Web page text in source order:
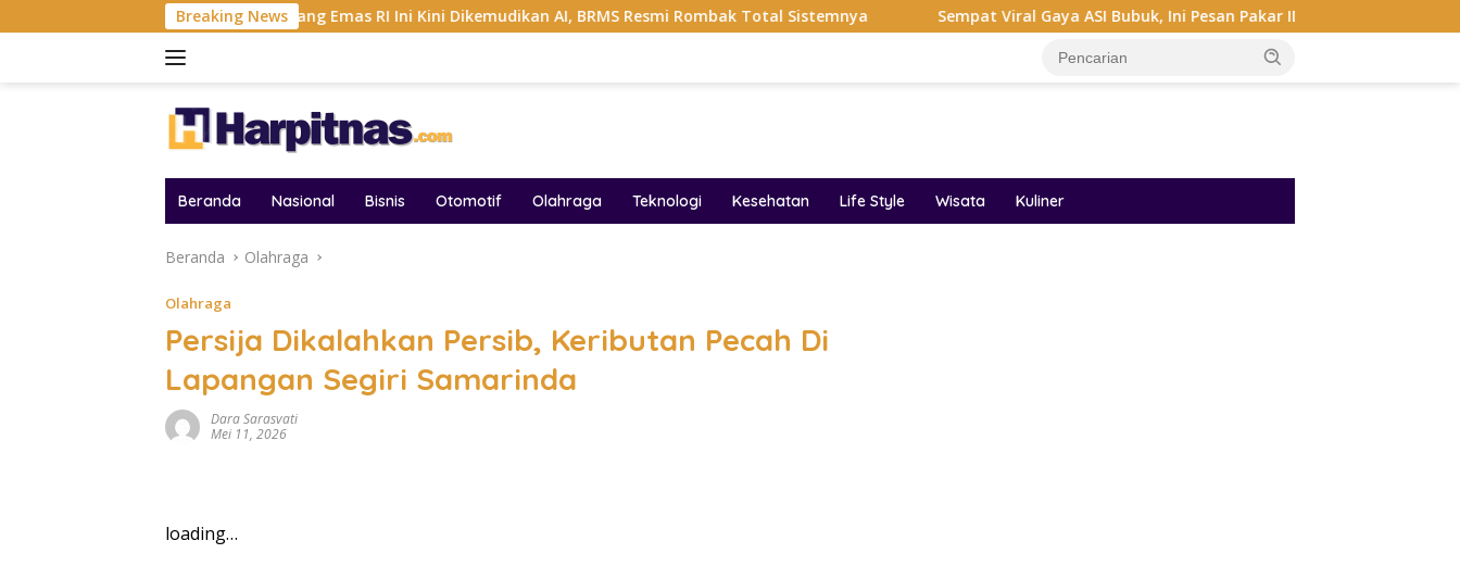
ke
Breaking News
Tambang Emas RI Ini Kini Dikemudikan AI, BRMS Resmi Rombak Total Sistemnya Sempat Viral Gaya ASI Bubuk, Ini Pesan Pakar IDAI Audrey Bianca Di Miss
Beranda Nasional Bisnis Otomotif Olahraga Teknologi Kesehatan Life Style Wisata Kuliner
Beranda Olahraga
Olahraga
Persija Dikalahkan Persib, Keributan Pecah Di
Lapangan Segiri Samarinda
Dara Sarasvati
Mei 11, 2026
loading…